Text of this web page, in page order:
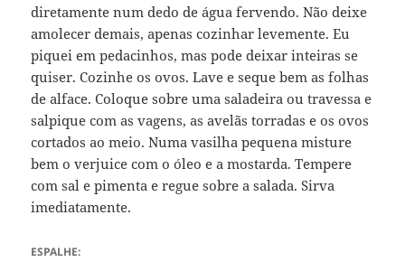
diretamente num dedo de água fervendo. Não deixe
amolecer demais, apenas cozinhar levemente. Eu
piquei em pedacinhos, mas pode deixar inteiras se
quiser. Cozinhe os ovos. Lave e seque bem as folhas
de alface. Coloque sobre uma saladeira ou travessa e
salpique com as vagens, as avelãs torradas e os ovos
cortados ao meio. Numa vasilha pequena misture
bem o verjuice com o óleo e a mostarda. Tempere
com sal e pimenta e regue sobre a salada. Sirva
imediatamente.
ESPALHE: